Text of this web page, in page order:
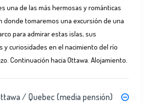
una de las más hermosas y románticas
donde tomaremos una excursión de una
para admirar estas islas, sus
y curiosidades en el nacimiento del río
Continuación hacia Ottawa. Alojamiento.
/ Quebec (media pensión)